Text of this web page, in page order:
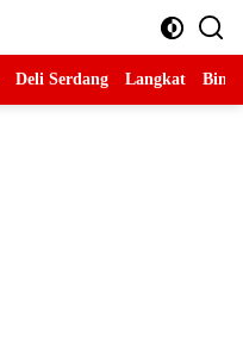
Deli Serdang Langkat